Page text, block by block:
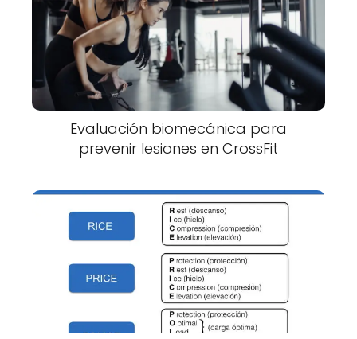
Evaluación biomecánica para
prevenir lesiones en CrossFit